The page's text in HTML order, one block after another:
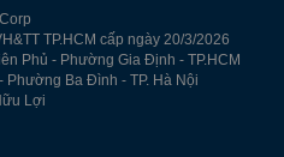
TP.HCM cấp ngày 20/3/2026
Phủ - Phường Gia Định - TP.HCM
Phường Ba Đình - TP. Hà Nội
Lợi